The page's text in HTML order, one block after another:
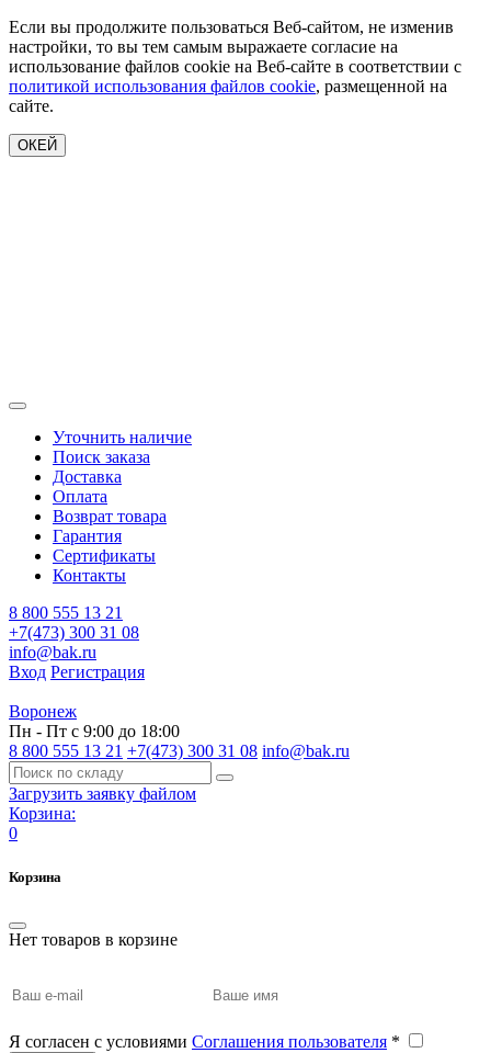
Если вы продолжите пользоваться Веб-сайтом, не изменив
настройки, то вы тем самым выражаете согласие на
использование файлов cookie на Веб-сайте в соответствии с
политикой использования файлов cookie, размещенной на
сайте.
ОКЕЙ
Уточнить наличие
Поиск заказа
Доставка
Оплата
Возврат товара
Гарантия
Сертификаты
Контакты
8 800 555 13 21
+7(473) 300 31 08
info@bak.ru
Вход Регистрация
Воронеж
Пн - Пт с 9:00 до 18:00
8 800 555 13 21 +7(473) 300 31 08 info@bak.ru
Загрузить заявку файлом
Корзина:
0
Корзина
Нет товаров в корзине
Я согласен с условиями Соглашения пользователя *